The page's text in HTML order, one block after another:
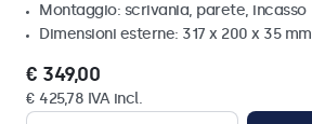
Montaggio: scrivania, parete, incasso
Dimensioni esterne: 317 x 200 x 35 mm
€ 349,00
€ 425,78 IVA incl.